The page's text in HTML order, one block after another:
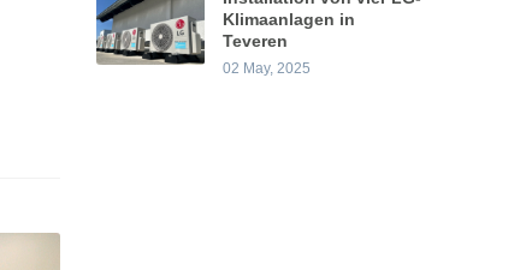
Klimaanlagen in
Teveren
02 May, 2025